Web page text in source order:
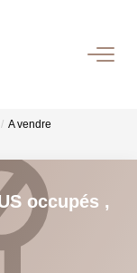
A vendre
occupés ,